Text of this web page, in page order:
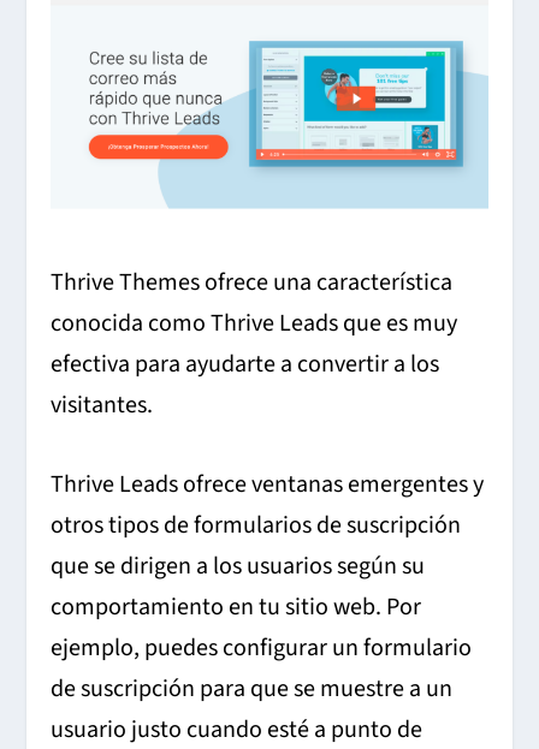
Thrive Themes ofrece una característica
conocida como Thrive Leads que es muy
efectiva para ayudarte a convertir a los
visitantes.
Thrive Leads ofrece ventanas emergentes y
otros tipos de formularios de suscripción
que se dirigen a los usuarios según su
comportamiento en tu sitio web. Por
ejemplo, puedes configurar un formulario
de suscripción para que se muestre a un
usuario justo cuando esté a punto de